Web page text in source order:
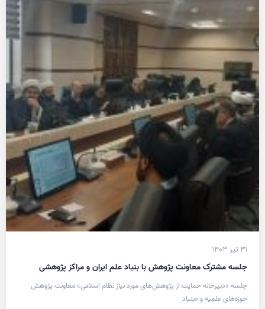
۳۱ تیر ۱۴۰۳
جلسه مشترک معاونت پژوهش با بنیاد علم ایران و مراکز پژوهشی
جلسه «دبیرخانه حمایت از پژوهش‌های مورد نیاز نظام اسلامی» معاونت پژوهش
حوزه‌های علمیه و «بنیاد